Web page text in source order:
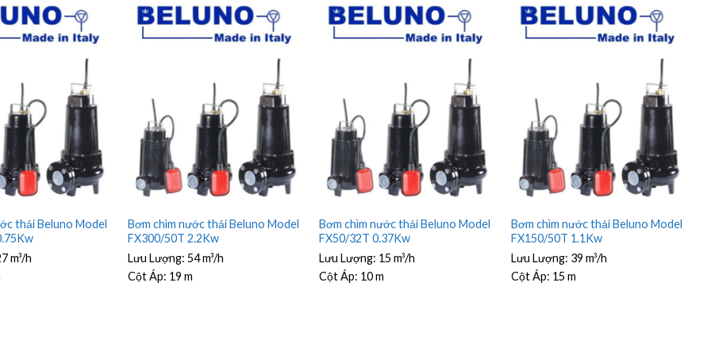
thải Beluno Model
m³/h
Bơm chìm nước thải Beluno Model
FX300/50T 2.2Kw
Lưu Lượng: 54 m³/h
Cột Áp: 19 m
Bơm chìm nước thải Beluno Model
FX50/32T 0.37Kw
Lưu Lượng: 15 m³/h
Cột Áp: 10 m
Bơm chìm nước thải Beluno Model
FX150/50T 1.1Kw
Lưu Lượng: 39 m³/h
Cột Áp: 15 m